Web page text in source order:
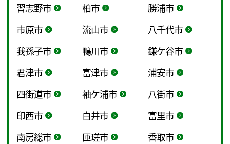
習志野市
柏市
勝浦市
市原市
流山市
八千代市
我孫子市
鴨川市
鎌ケ谷市
君津市
富津市
浦安市
四街道市
袖ケ浦市
八街市
印西市
白井市
富里市
南房総市
匝瑳市
香取市